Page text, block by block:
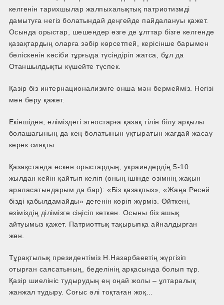
келгенін тарихшылар жалпыхалықтық патриотизмді
дамытуға негіз болатындай деңгейде пайдалануы қажет.
Осында орыстар, шешендер өзге де ұлттар бізге келгенде
қазақтардың оларға зәбір көрсетпей, керісінше барымен
бөліскенін кәсіби тұрғыда түсіндіріп жатса, бұл да
Отаншылдықты күшейте түспек.
Қазір біз интернационализмге онша мән бермейміз. Негізі
мән беру қажет.
Екіншіден, еліміздегі этностарға қазақ тілін білу арқылы
болашағының да кең болатынын ұқтыратын жағдай жасау
керек сияқты.
Қазақстанда өскен орыстардың, украиндердің 5-10
жылдан кейін қайтып келіп (оның ішінде өзімнің жақын
араласатындарым да бар): «Біз қазақпыз», «Жаңа Ресей
бізді қабылдамайды» дегенін көріп жүрміз. Өйткені,
өзіміздің ділімізге сіңісіп кеткен. Осыны біз ашық
айтуымыз қажет. Патриоттық тақырыпқа айналдырған
жөн.
Тұрақтылық президентіміз Н.Назарбаевтің жүргізіп
отырған саясатының, беделінің арқасында болып тұр.
Қазір шиелініс тудырудың ең оңай жолы – ұлтаралық
жанжал тудыру. Соғыс әлі тоқтаған жоқ…